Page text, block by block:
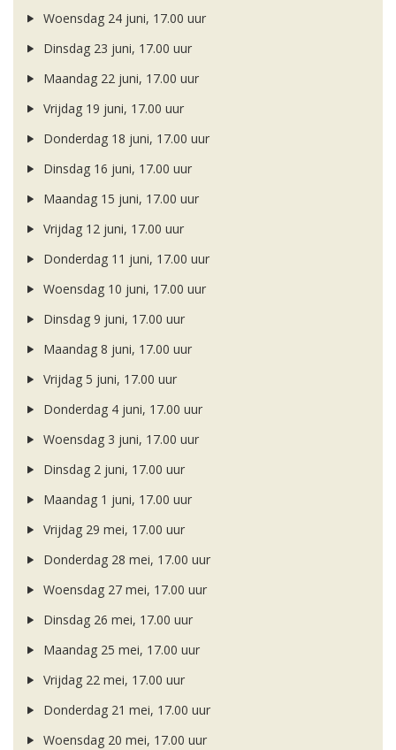
Woensdag 24 juni, 17.00 uur
Dinsdag 23 juni, 17.00 uur
Maandag 22 juni, 17.00 uur
Vrijdag 19 juni, 17.00 uur
Donderdag 18 juni, 17.00 uur
Dinsdag 16 juni, 17.00 uur
Maandag 15 juni, 17.00 uur
Vrijdag 12 juni, 17.00 uur
Donderdag 11 juni, 17.00 uur
Woensdag 10 juni, 17.00 uur
Dinsdag 9 juni, 17.00 uur
Maandag 8 juni, 17.00 uur
Vrijdag 5 juni, 17.00 uur
Donderdag 4 juni, 17.00 uur
Woensdag 3 juni, 17.00 uur
Dinsdag 2 juni, 17.00 uur
Maandag 1 juni, 17.00 uur
Vrijdag 29 mei, 17.00 uur
Donderdag 28 mei, 17.00 uur
Woensdag 27 mei, 17.00 uur
Dinsdag 26 mei, 17.00 uur
Maandag 25 mei, 17.00 uur
Vrijdag 22 mei, 17.00 uur
Donderdag 21 mei, 17.00 uur
Woensdag 20 mei, 17.00 uur